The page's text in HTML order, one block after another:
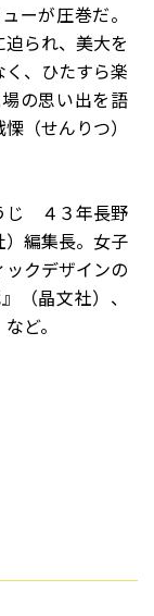
ーが圧巻だ。
迫られ、美大を
、ひたすら楽
の思い出を語
（せんりつ）
じ ４３年長野
編集長。女子
クデザインの
（晶文社）、
ど。